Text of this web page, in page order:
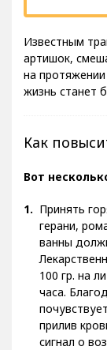
Известным
артишок,
на
жизнь станет
Как
Вот
Принять
герани,
ванны
100 гр. на
часа.
прилив
сигнал о